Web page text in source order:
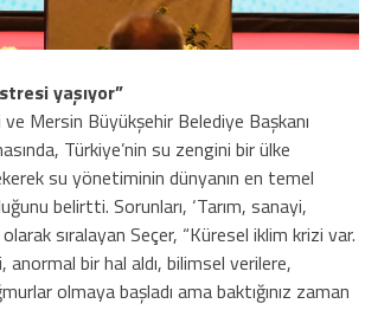
yaşıyor”
Mersin Büyükşehir Belediye Başkanı
Türkiye’nin su zengini bir ülke
su yönetiminin dünyanın en temel
belirtti. Sorunları, ‘Tarım, sanayi,
olarak sıralayan Seçer, “Küresel iklim krizi var.
anormal bir hal aldı, bilimsel verilere,
olmaya başladı ama baktığınız zaman